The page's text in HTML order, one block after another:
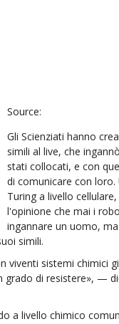
Source:
Gli Scienziati hanno
simili al live, che
stati collocati, e con
di comunicare con
Turing a livello
l'opinione che mai i
ingannare un uomo,
simili.
viventi sistemi chimici
grado di resistere», —
a livello chimico